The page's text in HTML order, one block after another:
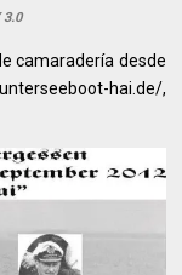
3.0
camaradería desde
hai.de/,